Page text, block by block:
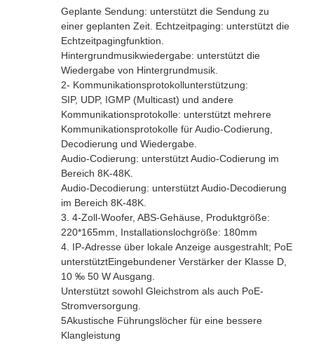
Geplante Sendung: unterstützt die Sendung zu
einer geplanten Zeit. Echtzeitpaging: unterstützt die
Echtzeitpagingfunktion.
Hintergrundmusikwiedergabe: unterstützt die
Wiedergabe von Hintergrundmusik.
2- Kommunikationsprotokollunterstützung:
SIP, UDP, IGMP (Multicast) und andere
Kommunikationsprotokolle: unterstützt mehrere
Kommunikationsprotokolle für Audio-Codierung,
Decodierung und Wiedergabe.
Audio-Codierung: unterstützt Audio-Codierung im
Bereich 8K-48K.
Audio-Decodierung: unterstützt Audio-Decodierung
im Bereich 8K-48K.
3. 4-Zoll-Woofer, ABS-Gehäuse, Produktgröße:
220*165mm, Installationslochgröße: 180mm
4. IP-Adresse über lokale Anzeige ausgestrahlt; PoE
unterstütztEingebundener Verstärker der Klasse D,
10 ‰ 50 W Ausgang.
Unterstützt sowohl Gleichstrom als auch PoE-
Stromversorgung.
5Akustische Führungslöcher für eine bessere
Klangleistung